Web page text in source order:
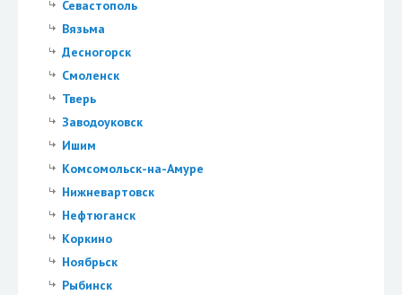
Севастополь
Вязьма
Десногорск
Смоленск
Тверь
Заводоуковск
Ишим
Комсомольск-на-Амуре
Нижневартовск
Нефтюганск
Коркино
Ноябрьск
Рыбинск